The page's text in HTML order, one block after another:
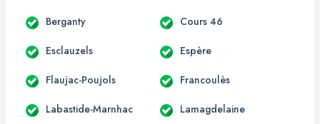
Berganty Cours 46
Esclauzels Espère
Flaujac-Poujols Francoulès
Labastide-Marnhac Lamagdelaine